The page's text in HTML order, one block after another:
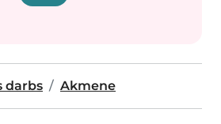
darbs Akmene